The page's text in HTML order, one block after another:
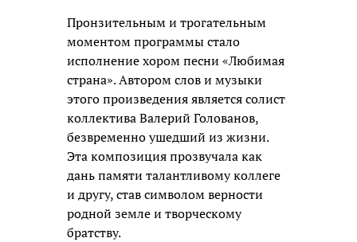
Пронзительным и трогательным
моментом программы стало
исполнение хором песни «Любимая
страна». Автором слов и музыки
этого произведения является солист
коллектива Валерий Голованов,
безвременно ушедший из жизни.
Эта композиция прозвучала как
дань памяти талантливому коллеге
и другу, став символом верности
родной земле и творческому
братству.